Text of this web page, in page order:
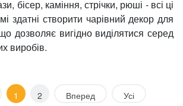
бісер, каміння, стрічки, рюші - всі ці
здатні створити чарівний декор для
дозволяє вигідно виділятися серед
виробів.
1 2 Вперед Усі